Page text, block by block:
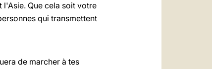
Que cela soit votre
qui transmettent
de marcher à tes